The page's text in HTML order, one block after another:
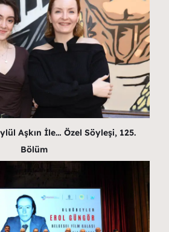
Aşkın İle… Özel Söyleşi, 125.
Bölüm